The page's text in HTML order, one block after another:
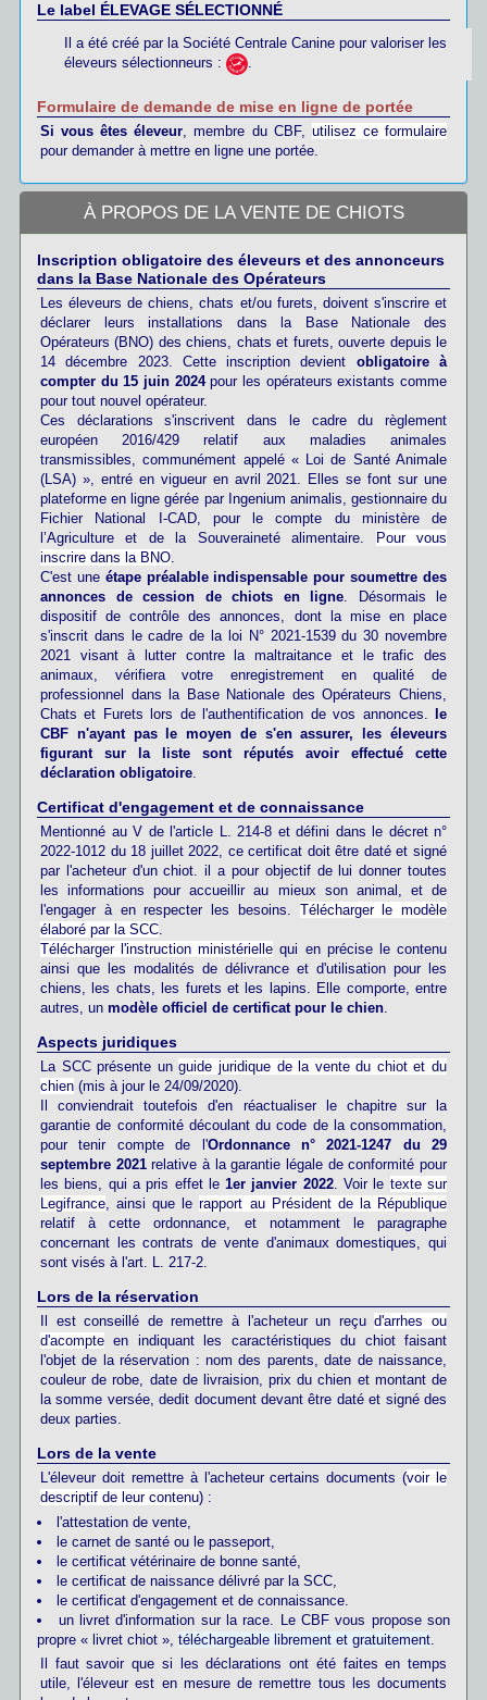
Le label ÉLEVAGE SÉLECTIONNÉ
Il a été créé par la Société Centrale Canine pour valoriser les
éleveurs sélectionneurs :
.
Formulaire de demande de mise en ligne de portée
Si vous êtes éleveur, membre du CBF, utilisez ce formulaire
pour demander à mettre en ligne une portée.
À PROPOS DE LA VENTE DE CHIOTS
Inscription obligatoire des éleveurs et des annonceurs
dans la Base Nationale des Opérateurs
Les éleveurs de chiens, chats et/ou furets, doivent s'inscrire et
déclarer leurs installations dans la Base Nationale des
Opérateurs (BNO) des chiens, chats et furets, ouverte depuis le
14 décembre 2023. Cette inscription devient obligatoire à
compter du 15 juin 2024pour les opérateurs existants comme
pour tout nouvel opérateur.
Ces déclarations s'inscrivent dans le cadre du règlement
européen 2016/429 relatif aux maladies animales
transmissibles, communément appelé « Loi de Santé Animale
(LSA) », entré en vigueur en avril 2021. Elles se font sur une
plateforme en ligne gérée par Ingenium animalis, gestionnaire du
Fichier National I-CAD, pour le compte du ministère de
l’Agriculture et de la Souveraineté alimentaire.
Pour vous
inscrire dans la BNO.
C'est uneétape préalable indispensable pour soumettre des
annonces de cession de chiots en ligne. Désormais le
dispositif de contrôle des annonces, dont la mise en place
s'inscrit dans le cadre de la loi N° 2021-1539 du 30 novembre
2021 visant à lutter contre la maltraitance et le trafic des
animaux, vérifiera votre enregistrement en qualité de
professionnel dans la Base Nationale des Opérateurs Chiens,
Chats et Furets lors de l'authentification de vos annonces.
le
CBF n'ayant pas le moyen de s'en assurer, les éleveurs
figurant sur la liste sont réputés avoir effectué cette
déclaration obligatoire.
Certificat d'engagement et de connaissance
Mentionné au V de l'article L. 214-8 et défini dans le décret n°
2022-1012 du 18 juillet 2022, ce certificat doit être daté et signé
par l'acheteur d'un chiot. il a pour objectif de lui donner toutes
les informations pour accueillir au mieux son animal, et de
l'engager à en respecter les besoins. Télécharger le modèle
élaboré par la SCC.
Télécharger l'instruction ministérielle qui en précise le contenu
ainsi que les modalités de délivrance et d'utilisation pour les
chiens, les chats, les furets et les lapins. Elle comporte, entre
autres, un modèle officiel de certificat pour le chien.
Aspects juridiques
La SCC présente unguide juridique de la vente du chiot et du
chien (mis à jour le 24/09/2020).
Il conviendrait toutefois d'en réactualiser le chapitre sur la
garantie de conformité découlant du code de la consommation,
pour tenir compte de l'Ordonnance n° 2021-1247 du 29
septembre 2021relative à la garantie légale de conformité pour
les biens, qui a pris effet le1er janvier 2022. Voir le texte sur
Legifrance, ainsi que lerapport au Président de la République
relatif à cette ordonnance, et notamment le paragraphe
concernant les contrats de vente d'animaux domestiques, qui
sont visés à l'art. L. 217-2.
Lors de la réservation
Il est conseillé de remettre à l'acheteur un reçud'arrhes ou
d'acompte en indiquant les caractéristiques du chiot faisant
l'objet de la réservation : nom des parents, date de naissance,
couleur de robe, date de livraision, prix du chien et montant de
la somme versée, dedit document devant être daté et signé des
deux parties.
Lors de la vente
L'éleveur doit remettre à l'acheteur certains documents (voir le
descriptif de leur contenu) :
l'attestation de vente,
le carnet de santé ou le passeport,
le certificat vétérinaire de bonne santé,
le certificat de naissance délivré par la SCC,
le certificat d'engagement et de connaissance.
un livret d'information sur la race. Le CBF vous propose son
propre « livret chiot », téléchargeable librement et gratuitement.
Il faut savoir que si les déclarations ont été faites en temps
utile, l'éleveur est en mesure de remettre tous les documents